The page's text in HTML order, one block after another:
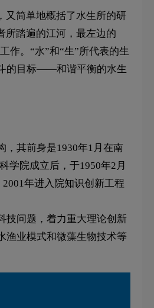
又简单地概括了水生所的研
所踏遍的江河，最左边的
作。“水”和“生”所代表的生
的目标——和谐平衡的水生
，其前身是1930年1月在南
学院成立后，于1950年2月
年进入院知识创新工程
技问题，着力重大理论创新
渔业模式和微藻生物技术等